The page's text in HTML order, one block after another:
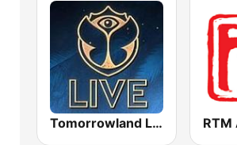
Tomorrowland Live RTM